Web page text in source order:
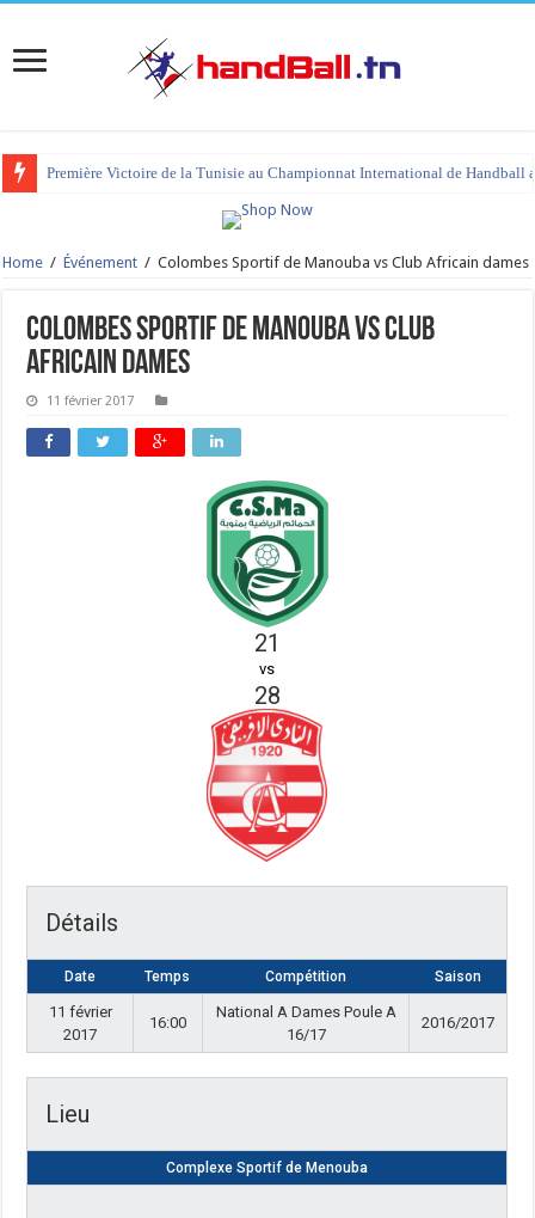
Première Victoire de la Tunisie au Championnat International de Handball
Home / Événement / Colombes Sportif de Manouba vs Club Africain dames
Colombes Sportif de Manouba vs Club
Africain dames
11 février 2017
21
vs
28
Détails
Date Temps Compétition Saison
11 février
2017
16:00
National A Dames Poule A
16/17
2016/2017
Lieu
Complexe Sportif de Menouba